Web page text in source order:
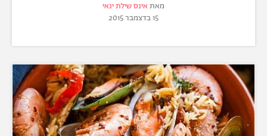
מאת אינס שילת ינאי
15 בדצמבר 2015